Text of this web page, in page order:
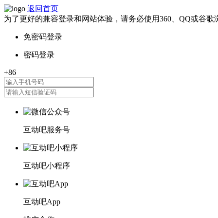
返回首页
为了更好的兼容登录和网站体验，请务必使用360、QQ或谷歌
互动吧服务号
互动吧小程序
互动吧App